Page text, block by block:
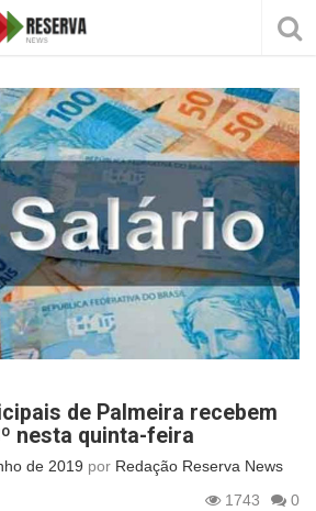
de Palmeira recebem
nesta quinta-feira
de 2019 por Redação Reserva News
1743
0